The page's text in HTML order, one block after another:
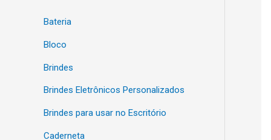
Bateria
Bloco
Brindes
Brindes Eletrônicos Personalizados
Brindes para usar no Escritório
Caderneta